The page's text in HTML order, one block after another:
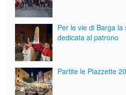
Per le vie di Barga
dedicata al patrono
Partite le Piazzette